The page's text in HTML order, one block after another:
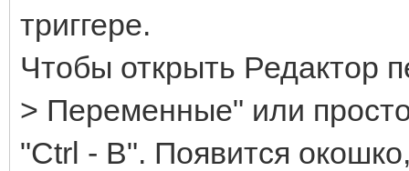
триггере.
Чтобы открыть Редактор
> Переменные" или
"Ctrl - B". Появится